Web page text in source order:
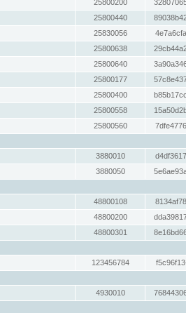
25800200
25800440
25830056
25800638
25800640
25800177
25800400
25800558
25800560
3880010
3880050
48800108
48800200
48800301
123456784
4930010